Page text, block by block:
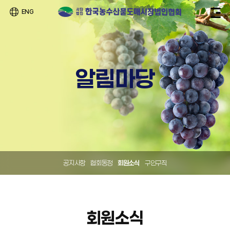
ENG
알림마당
공지사항 협회동정 회원소식 구인구직
회원소식